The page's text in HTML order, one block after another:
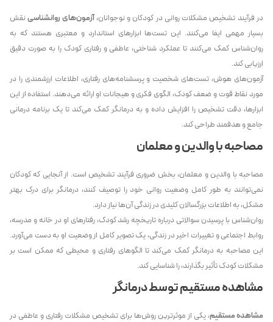
در فرآیند تشخیص مشکلات روانی در کودکان و نوجوانان،آزمون‌های روانشناسینقش
بسیار مهمی ایفا می‌کنند. این تست‌ها ابزارهای استاندارد و معتبری هستند که به
روان‌شناس کمک می‌کنند تا عملکرد شناختی، عاطفی و رفتاری کودک را به صورت دقیق
ارزیابی کند.
آزمون‌های هوش، تست‌های شخصیت و پرسشنامه‌های رفتاری، اطلاعات ارزشمندی را در
مورد نقاط قوت و ضعف کودک، الگوی فکری و هیجانات او ارائه می‌دهند. استفاده از این
ابزارها، دقت تشخیص را افزایش داده و به درمانگر کمک می‌کند تا یک برنامه درمانی
جامع و هدفمند طراحی کند.
مصاحبه با والدین و معلمان
مصاحبه با والدین و معلمان، بخش ضروری فرآیند تشخیص است. از آنجایی که کودکان
نمی‌توانند به طور کامل وضعیت روانی خود را توصیف کنند، درمانگر برای درک بهتر
مشکل، به اطلاعات بزرگسالان کلیدی در زندگی آن‌ها نیاز دارد.
روان‌شناس با پرسیدن سوالاتی درباره تاریخچه رشد کودک، رفتارهای او در خانه و مدرسه،
روابط اجتماعی و تغییرات اخیر در زندگی، یک تصویر کامل از وضعیت او به دست می‌آورد.
این مصاحبه به درمانگر کمک می‌کند تا الگوهای رفتاری و محیطی که ممکن است بر
مشکلات کودک تأثیر بگذارند، را شناسایی کند.
مشاهده مستقیم توسط درمانگر
مشاهده مستقیم، یکی از موثرترین روش‌ها برای تشخیص مشکلات رفتاری و عاطفی در